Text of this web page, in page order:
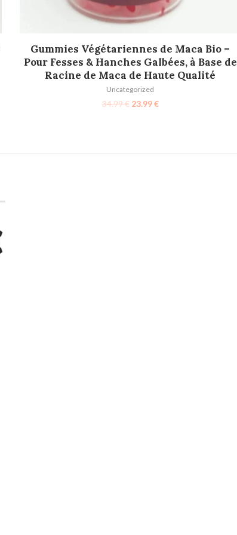
AJOUTER AU PANIER
Gummies Végétariennes de Maca Bio –
Pour Fesses & Hanches Galbées, à Base de
Racine de Maca de Haute Qualité
Uncategorized
34.99€ 23.99€